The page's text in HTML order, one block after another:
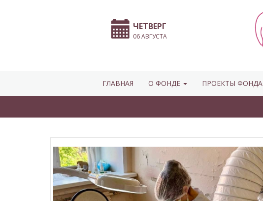
ЧЕТВЕРГ
06 АВГУСТА
ГЛАВНАЯ О ФОНДЕ ПРОЕКТЫ ФОНДА